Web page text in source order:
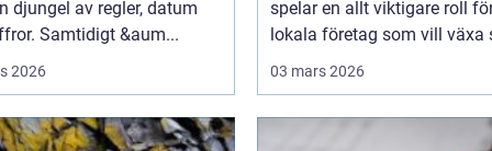
djungel av regler, datum
Samtidigt &aum...
2026
spelar en allt viktigare roll
lokala företag som vill växa
03 mars 2026